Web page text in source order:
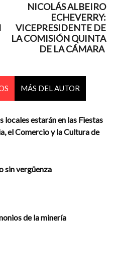
NICOLÁS ALBEIRO
ECHEVERRY:
VICEPRESIDENTE DE
LA COMISIÓN QUINTA
DE LA CÁMARA
MÁS DEL AUTOR
locales estarán en las Fiestas
el Comercio y la Cultura de
sin vergüenza
de la minería